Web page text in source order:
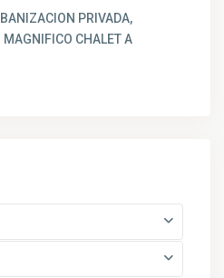
PRIVADA,
MAGNIFICO CHALET A